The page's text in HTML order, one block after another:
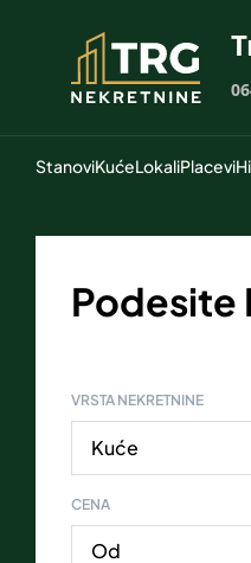
StanoviKućeLokaliPlacevi
Podesite
VRSTA NEKRETNINE
CENA